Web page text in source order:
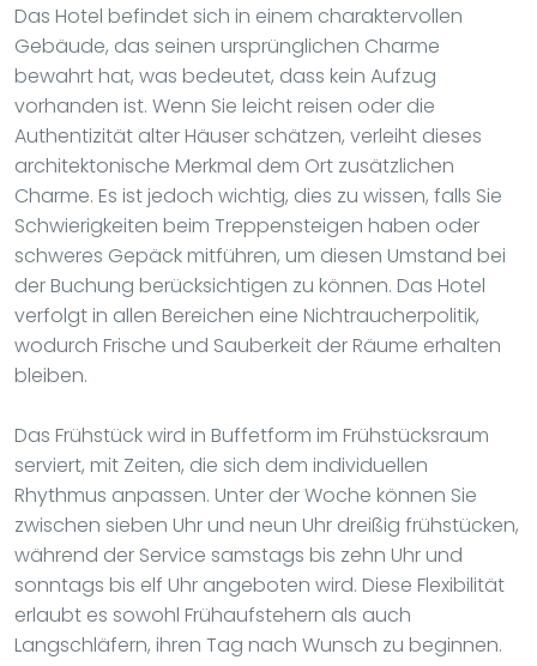
Das Hotel befindet sich in einem charaktervollen
Gebäude, das seinen ursprünglichen Charme
bewahrt hat, was bedeutet, dass kein Aufzug
vorhanden ist. Wenn Sie leicht reisen oder die
Authentizität alter Häuser schätzen, verleiht dieses
architektonische Merkmal dem Ort zusätzlichen
Charme. Es ist jedoch wichtig, dies zu wissen, falls Sie
Schwierigkeiten beim Treppensteigen haben oder
schweres Gepäck mitführen, um diesen Umstand bei
der Buchung berücksichtigen zu können. Das Hotel
verfolgt in allen Bereichen eine Nichtraucherpolitik,
wodurch Frische und Sauberkeit der Räume erhalten
bleiben.
Das Frühstück wird in Buffetform im Frühstücksraum
serviert, mit Zeiten, die sich dem individuellen
Rhythmus anpassen. Unter der Woche können Sie
zwischen sieben Uhr und neun Uhr dreißig frühstücken,
während der Service samstags bis zehn Uhr und
sonntags bis elf Uhr angeboten wird. Diese Flexibilität
erlaubt es sowohl Frühaufstehern als auch
Langschläfern, ihren Tag nach Wunsch zu beginnen.